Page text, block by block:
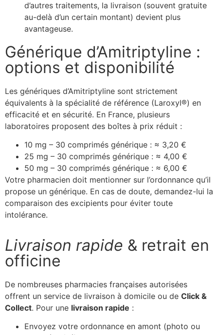
d’autres traitements, la livraison (souvent gratuite
au-delà d’un certain montant) devient plus
avantageuse.
Générique d’Amitriptyline :
options et disponibilité
Les génériques d’Amitriptyline sont strictement
équivalents à la spécialité de référence (Laroxyl®) en
efficacité et en sécurité. En France, plusieurs
laboratoires proposent des boîtes à prix réduit :
10 mg – 30 comprimés générique : ≈ 3,20 €
25 mg – 30 comprimés générique : ≈ 4,00 €
50 mg – 30 comprimés générique : ≈ 6,00 €
Votre pharmacien doit mentionner sur l’ordonnance qu’il
propose un générique. En cas de doute, demandez-lui la
comparaison des excipients pour éviter toute
intolérance.
Livraison rapide & retrait en
officine
De nombreuses pharmacies françaises autorisées
offrent un service de livraison à domicile ou de Click &
Collect. Pour une livraison rapide :
Envoyez votre ordonnance en amont (photo ou